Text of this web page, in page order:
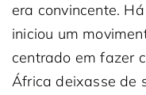
era convincente.
iniciou um
centrado em fazer
África deixasse de